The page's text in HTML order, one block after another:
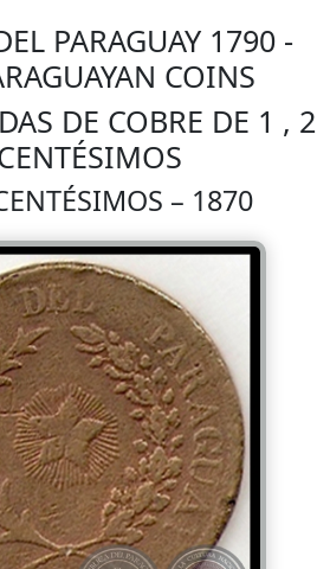
PARAGUAY 1790 -
COINS
DE COBRE DE 1 , 2
– 1870